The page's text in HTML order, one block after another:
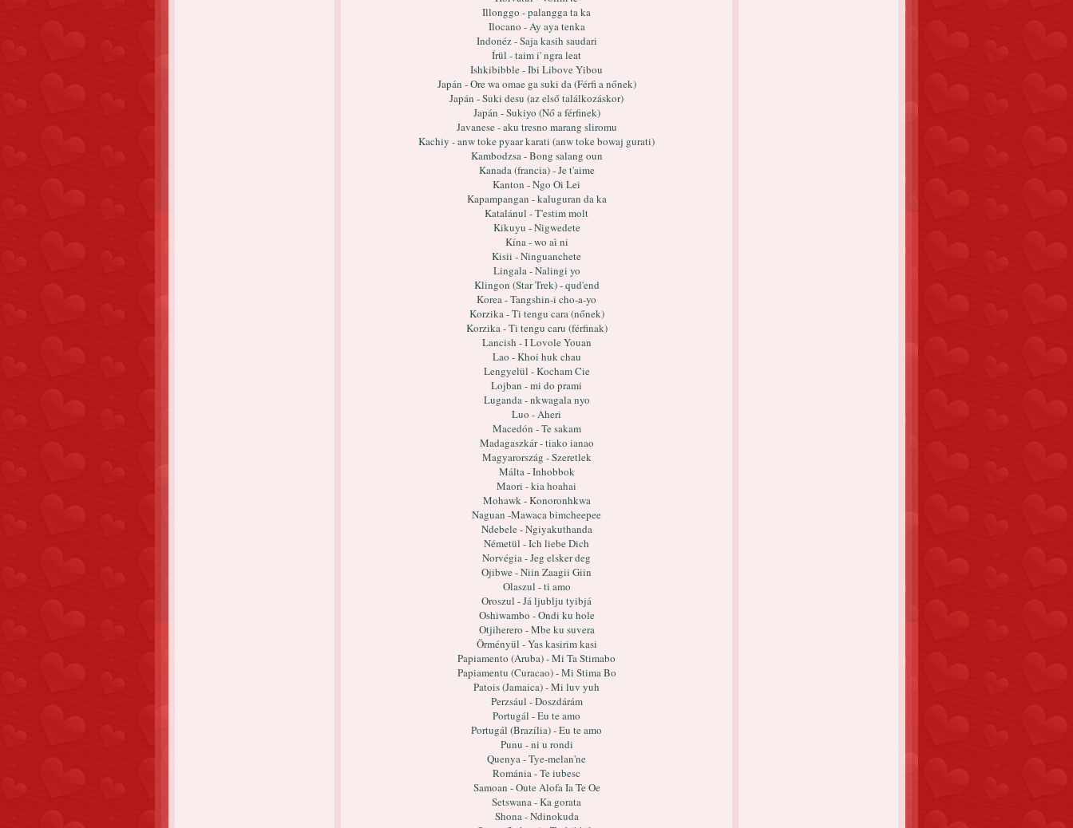
Illonggo - palangga ta ka
Ilocano - Ay aya tenka
Indonéz - Saja kasih saudari
Írül - taim i' ngra leat
Ishkibibble - Ibi Libove Yibou
Japán - Ore wa omae ga suki da (Férfi a nőnek)
Japán - Suki desu (az első találkozáskor)
Japán - Sukiyo (Nő a férfinek)
Javanese - aku tresno marang sliromu
Kachiy - anw toke pyaar karati (anw toke bowaj gurati)
Kambodzsa - Bong salang oun
Kanada (francia) - Je t'aime
Kanton - Ngo Oi Lei
Kapampangan - kaluguran da ka
Katalánul - T'estim molt
Kikuyu - Nigwedete
Kína - wo aì ni
Kisii - Ninguanchete
Lingala - Nalingi yo
Klingon (Star Trek) - qud'end
Korea - Tangshin-i cho-a-yo
Korzika - Ti tengu cara (nőnek)
Korzika - Ti tengu caru (férfinak)
Lancish - I Lovole Youan
Lao - Khoi huk chau
Lengyelül - Kocham Cie
Lojban - mi do prami
Luganda - nkwagala nyo
Luo - Aheri
Macedón - Te sakam
Madagaszkár - tiako ianao
Magyarország - Szeretlek
Málta - Inhobbok
Maori - kia hoahai
Mohawk - Konoronhkwa
Naguan -Mawaca bimcheepee
Ndebele - Ngiyakuthanda
Németül - Ich liebe Dich
Norvégia - Jeg elsker deg
Ojibwe - Niin Zaagii Giin
Olaszul - ti amo
Oroszul - Já ljublju tyibjá
Oshiwambo - Ondi ku hole
Otjiherero - Mbe ku suvera
Örményül - Yas kasirim kasi
Papiamento (Aruba) - Mi Ta Stimabo
Papiamentu (Curacao) - Mi Stima Bo
Patois (Jamaica) - Mi luv yuh
Perzsául - Doszdárám
Portugál - Eu te amo
Portugál (Brazília) - Eu te amo
Punu - ni u rondi
Quenya - Tye-melan'ne
Románia - Te iubesc
Samoan - Oute Alofa Ia Te Oe
Setswana - Ka gorata
Shona - Ndinokuda